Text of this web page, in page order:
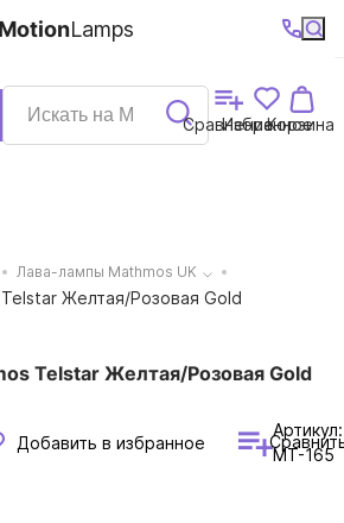
ваш
+7 (495)740-
38-68
График
работы
Каталог Сравнение
Избранное
Корзина
MotionLamps
Лава-лампы Mathmos UK
Желтая/Розовая Gold
Telstar Желтая/Розовая Gold
Добавить в избранное
Артикул:
MT-165